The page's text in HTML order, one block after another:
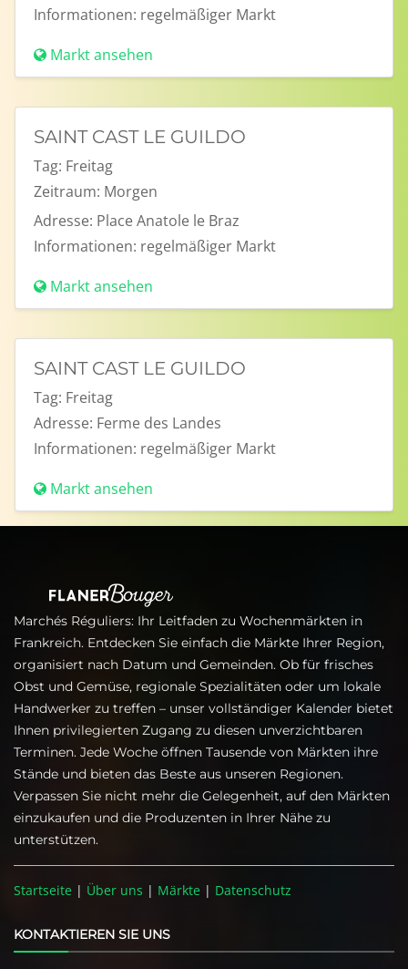
Informationen: regelmäßiger Markt
Markt ansehen
SAINT CAST LE GUILDO
Tag: Freitag
Zeitraum: Morgen
Adresse: Place Anatole le Braz
Informationen: regelmäßiger Markt
Markt ansehen
SAINT CAST LE GUILDO
Tag: Freitag
Adresse: Ferme des Landes
Informationen: regelmäßiger Markt
Markt ansehen
Marchés Réguliers: Ihr Leitfaden zu Wochenmärkten in
Frankreich. Entdecken Sie einfach die Märkte Ihrer Region,
organisiert nach Datum und Gemeinden. Ob für frisches
Obst und Gemüse, regionale Spezialitäten oder um lokale
Handwerker zu treffen – unser vollständiger Kalender bietet
Ihnen privilegierten Zugang zu diesen unverzichtbaren
Terminen. Jede Woche öffnen Tausende von Märkten ihre
Stände und bieten das Beste aus unseren Regionen.
Verpassen Sie nicht mehr die Gelegenheit, auf den Märkten
einzukaufen und die Produzenten in Ihrer Nähe zu
unterstützen.
Startseite | Über uns | Märkte | Datenschutz
KONTAKTIEREN SIE UNS